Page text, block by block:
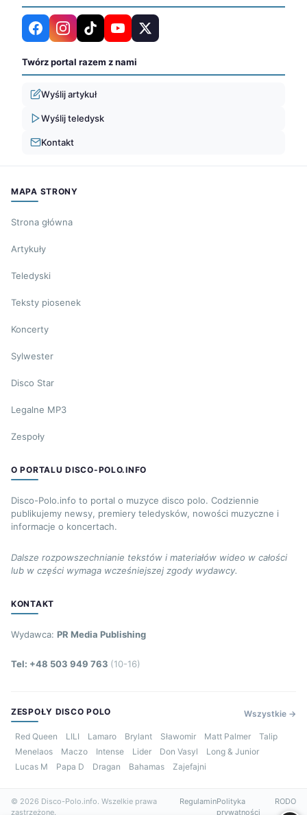
Twórz portal razem z nami
Wyślij artykuł
Wyślij teledysk
Kontakt
MAPA STRONY
Strona główna
Artykuły
Teledyski
Teksty piosenek
Koncerty
Sylwester
Disco Star
Legalne MP3
Zespoły
O PORTALU DISCO-POLO.INFO
Disco-Polo.info to portal o muzyce disco polo. Codziennie
publikujemy newsy, premiery teledysków, nowości muzyczne i
informacje o koncertach.
Dalsze rozpowszechnianie tekstów i materiałów wideo w całości
lub w części wymaga wcześniejszej zgody wydawcy.
KONTAKT
Wydawca: PR Media Publishing
Tel: +48 503 949 763 (10-16)
ZESPOŁY DISCO POLO Wszystkie →
Red Queen LILI Lamaro Brylant Sławomir Matt Palmer
Talip
Menelaos
Maczo Intense Lider Don Vasyl
Long & Junior
Lucas M
Papa D Dragan Bahamas Zajefajni
© 2026 Disco-Polo.info. Wszelkie prawa
zastrzeżone.
RegulaminPolityka
prywatności
RODO